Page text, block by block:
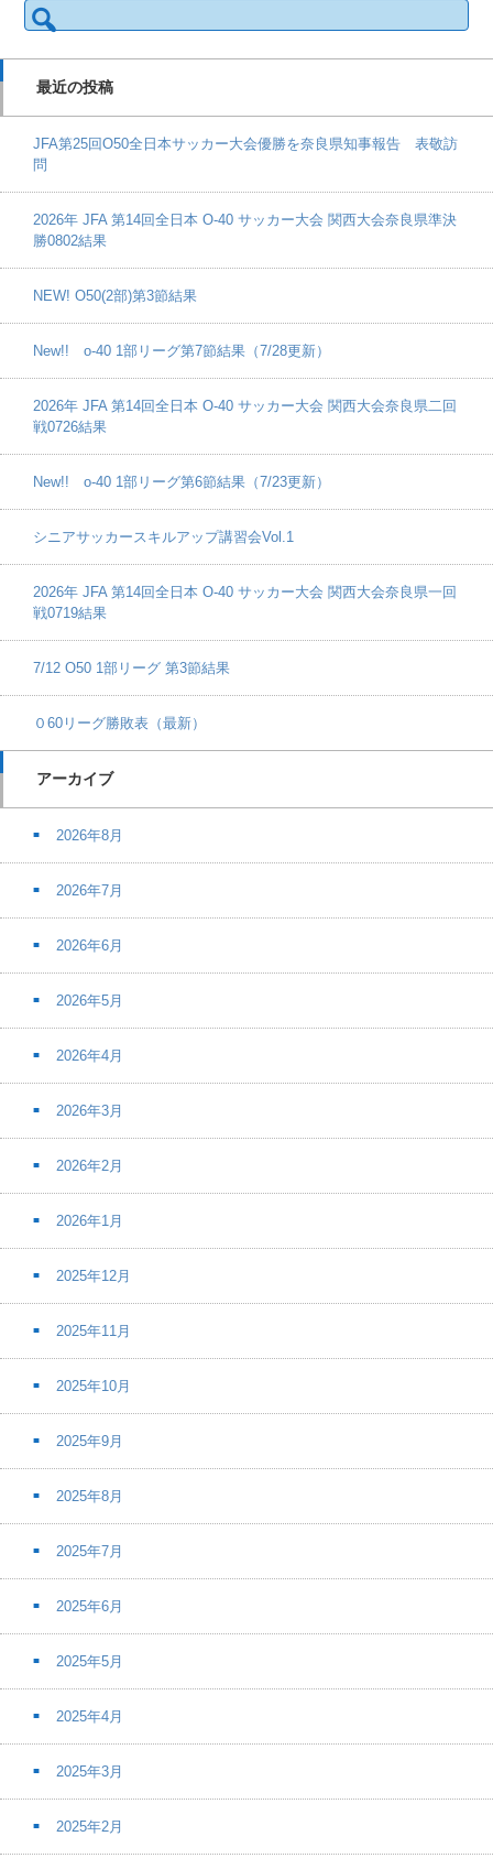
検
索:
最近の投稿
JFA第25回O50全日本サッカー大会優勝を奈良県知事報告 表敬訪
問
2026年 JFA 第14回全日本 O-40 サッカー大会 関西大会奈良県準決
勝0802結果
NEW! O50(2部)第3節結果
New!! o-40 1部リーグ第7節結果（7/28更新）
2026年 JFA 第14回全日本 O-40 サッカー大会 関西大会奈良県二回
戦0726結果
New!! o-40 1部リーグ第6節結果（7/23更新）
シニアサッカースキルアップ講習会Vol.1
2026年 JFA 第14回全日本 O-40 サッカー大会 関西大会奈良県一回
戦0719結果
7/12 O50 1部リーグ 第3節結果
０60リーグ勝敗表（最新）
アーカイブ
2026年8月
2026年7月
2026年6月
2026年5月
2026年4月
2026年3月
2026年2月
2026年1月
2025年12月
2025年11月
2025年10月
2025年9月
2025年8月
2025年7月
2025年6月
2025年5月
2025年4月
2025年3月
2025年2月